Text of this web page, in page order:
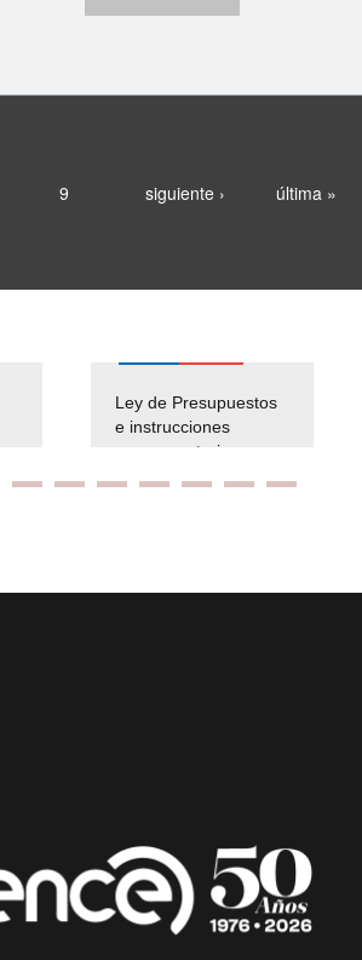
9 siguiente › última »
Ley de Presupuestos
e instrucciones
presuspuetarias